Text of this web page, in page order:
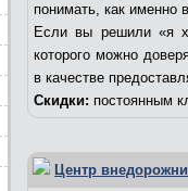
понимать, как именно
Если вы решили «я
которого можно
в качестве
Скидки: постоянным
Центр